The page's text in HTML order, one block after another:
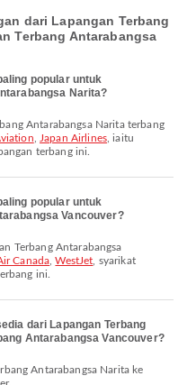
dari Lapangan Terbang
Terbang Antarabangsa
popular untuk
Narita?
Japan Airlines, iaitu
terbang ini.
popular untuk
Vancouver?
Canada ,WestJet , syarikat
ini.
dari Lapangan Terbang
Antarabangsa Vancouver?